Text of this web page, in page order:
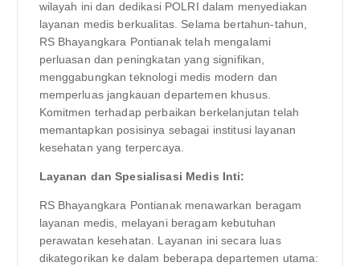
wilayah ini dan dedikasi POLRI dalam menyediakan
layanan medis berkualitas. Selama bertahun-tahun,
RS Bhayangkara Pontianak telah mengalami
perluasan dan peningkatan yang signifikan,
menggabungkan teknologi medis modern dan
memperluas jangkauan departemen khusus.
Komitmen terhadap perbaikan berkelanjutan telah
memantapkan posisinya sebagai institusi layanan
kesehatan yang terpercaya.
Layanan dan Spesialisasi Medis Inti:
RS Bhayangkara Pontianak menawarkan beragam
layanan medis, melayani beragam kebutuhan
perawatan kesehatan. Layanan ini secara luas
dikategorikan ke dalam beberapa departemen utama: